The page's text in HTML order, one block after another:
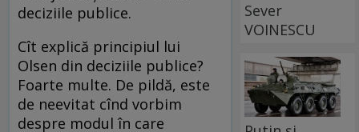
deciziile publice.
Cît explică principiul lui
Olsen din deciziile publice?
Foarte multe. De pildă, este
de neevitat cînd vorbim
despre modul în care
Sever
VOINESCU